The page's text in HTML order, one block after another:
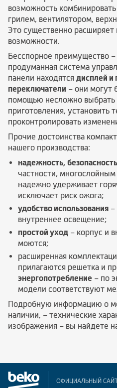
возможность
грилем, вентилятором,
Это существенно
возможности.
Бесспорное преимущество
продуманная система
панели находятся дисплей и
переключатели – они могут
помощью несложно
приготовления, установить
проконтролировать
Прочие достоинства
нашего производства:
надежность, безопасность
частности,
надежно удерживает
исключает риск ожога;
удобство использования –
внутреннее освещение;
простой уход – корпус и
моются;
расширенная
прилагаются решетка и
энергопотребление – по
модели соответствуют
Подробную информацию о
наличии, – технические
изображения – вы найдете
ОФИЦИАЛЬНЫЙ